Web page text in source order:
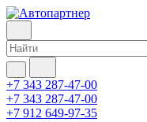
+7 343 287-47-00
+7 343 287-47-00
+7 912 649-97-35